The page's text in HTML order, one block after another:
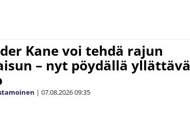
Kane voi tehdä rajun
– nyt pöydällä yllättävä
| 07.08.202609:35